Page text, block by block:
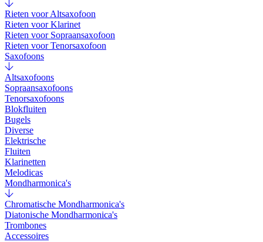
Rieten voor Altsaxofoon
Rieten voor Klarinet
Rieten voor Sopraansaxofoon
Rieten voor Tenorsaxofoon
Saxofoons
Altsaxofoons
Sopraansaxofoons
Tenorsaxofoons
Blokfluiten
Bugels
Diverse
Elektrische
Fluiten
Klarinetten
Melodicas
Mondharmonica's
Chromatische Mondharmonica's
Diatonische Mondharmonica's
Trombones
Accessoires